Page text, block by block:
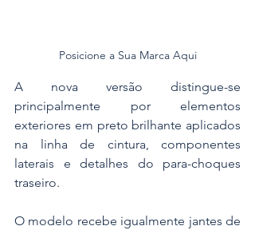
Posicione a Sua Marca Aqui
A nova versão distingue-se
principalmente por elementos
exteriores em preto brilhante aplicados
na linha de cintura, componentes
laterais e detalhes do para-choques
traseiro.
O modelo recebe igualmente jantes de